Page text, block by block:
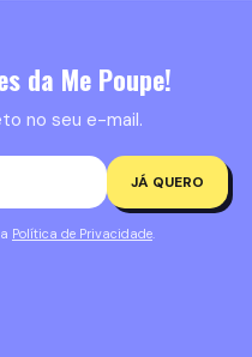
da Me Poupe!
no seu e-mail.
JÁ QUERO
Política de Privacidade.